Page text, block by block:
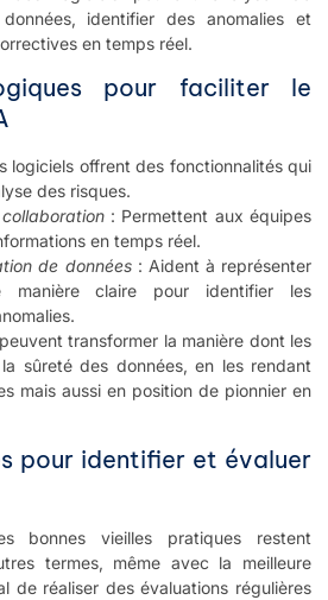
identifier des anomalies et
en temps réel.
pour faciliter le
logiciels offrent des fonctionnalités qui
des risques.
: Permettent aux équipes
en temps réel.
de données: Aident à représenter
manière claire pour identifier les
transformer la manière dont les
sûreté des données, en les rendant
mais aussi en position de pionnier en
pour identifier et évaluer
bonnes vieilles pratiques restent
termes, même avec la meilleure
de réaliser des évaluations régulières